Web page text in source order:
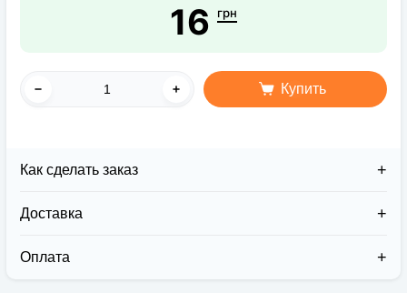
16 грн
Купить
Как сделать заказ
Доставка
курьерскими службами:
Оплата